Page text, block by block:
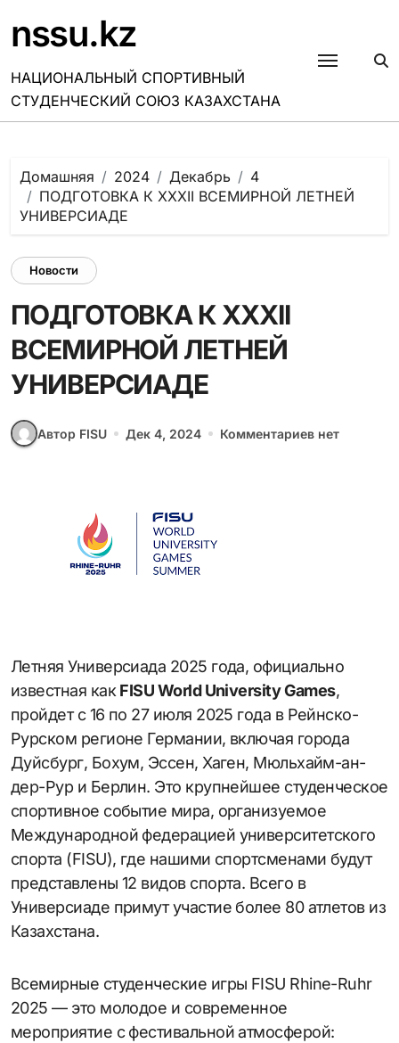
содержанию
nssu.kz
НАЦИОНАЛЬНЫЙ СПОРТИВНЫЙ
СТУДЕНЧЕСКИЙ СОЮЗ КАЗАХСТАНА
Домашняя 2024 Декабрь
4
ПОДГОТОВКА К ХХХІІ ВСЕМИРНОЙ ЛЕТНЕЙ
УНИВЕРСИАДЕ
Новости
ПОДГОТОВКА К ХХХІІ
ВСЕМИРНОЙ ЛЕТНЕЙ
УНИВЕРСИАДЕ
Автор FISU Дек 4, 2024 Комментариев нет
известная какFISU World University Games,
пройдет с 16 по 27 июля 2025 года в Рейнско-
Рурском регионе Германии, включая города
Дуйсбург, Бохум, Эссен, Хаген, Мюльхайм-ан-
дер-Рур и Берлин. Это крупнейшее студенческое
спортивное событие мира, организуемое
Международной федерацией университетского
спорта (FISU), где нашими спортсменами будут
представлены 12 видов спорта. Всего в
Универсиаде примут участие более 80 атлетов из
Казахстана.
Всемирные студенческие игры FISU Rhine-Ruhr
2025 — это молодое и современное
мероприятие с фестивальной атмосферой: